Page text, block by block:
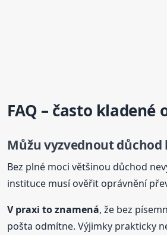
FAQ – často kladené
Můžu vyzvednout důchod
Bez plné moci většinou důchod
instituce musí ověřit oprávnění
V praxi to znamená, že bez
pošta odmítne. Výjimky prakticky